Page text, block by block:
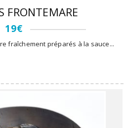
FRONTEMARE
19€
fraîchement préparés à la sauce...